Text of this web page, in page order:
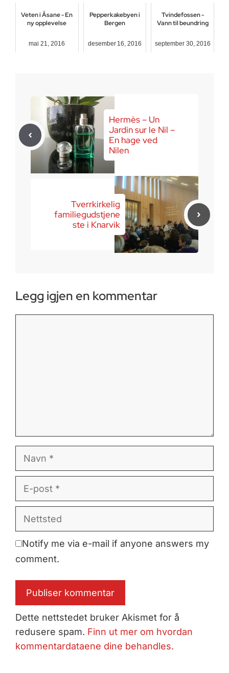
Veten i Åsane - En
ny opplevelse
mai 21, 2016
Pepperkakebyen i
Bergen
desember 16, 2016
Tvindefossen -
Vann til beundring
september 30, 2016
Hermès – Un
Jardin sur le Nil –
En hage ved
Nilen
Tverrkirkelig
familiegudstjene
ste i Knarvik
Legg igjen en kommentar
Navn
E-
post
Nettsted
Notify me via e-mail if anyone answers my
comment.
Dette nettstedet bruker Akismet for å
redusere spam. Finn ut mer om hvordan
kommentardataene dine behandles.